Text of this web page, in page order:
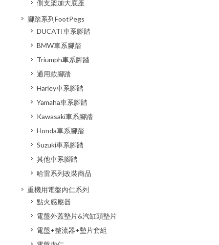
側支架加大底座
腳踏系列FootPegs
DUCATI車系腳踏
BMW車系腳踏
Triumph車系腳踏
通用款腳踏
Harley車系腳踏
Yamaha車系腳踏
Kawasaki車系腳踏
Honda車系腳踏
Suzuki車系腳踏
其他車系腳踏
哈雷系列改裝商品
重機用電盤內仁系列
點火感應器
電盤外蓋墊片&汽缸頭墊片
電盤+整流器+墊片套組